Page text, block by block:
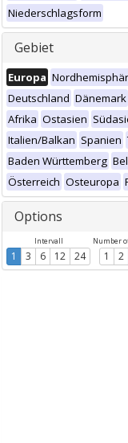
Niederschlagsform
Gebiet
Europa
Deutschland Dänemark
Afrika Ostasien
Italien/Balkan Spanien
Baden Württemberg
Österreich Osteuropa
Options
Intervall
1 3 6 12 24
Number
1 2